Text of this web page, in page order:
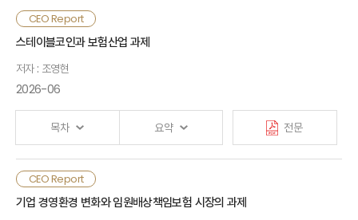
해약환급금준비금 제도의 개선과 함께 투자 활성화를 위한 자본규제 완화
필요성이 높게 제기됨. 또한 경영전략 수립 시 이익 확보를 위한 영업 경쟁
관련 과제를 우선순위에 두는 반면, 장기적인 사업모형 전환 과제는 여전히
낮은 우선순위를 보임. 향후 1~2년간 건강 등 보장성보험 판매에 주력할
대한 관심이 여전히 가장 높음. 자산운용 전략 측면에서는 저성장, 저금리
및 금융시장 변동성 확대 우려로 리스크 축소를 선택한 응답이 가장
많았으나, 투자수익률 제고를 위한 리스크 확대 응답도 상당수 나타남
설문조사 결과에 의하면, 보험산업은 거시경제 불확실성 확대에 대응하여
수익기반의 안정화를 도모할 필요가 있음. 수익성 저하 우려로 생명보험과
손해보험 모두 건강보험시장을 중심으로 영업 경쟁이 더욱 심화될
Ⅲ. 요약 및 시사점
· 부록
CEO Report
스테이블코인과 보험산업 과제
저자 : 조영현
2026-06
목차 요약 전문
스테이블코인은 법정화폐의 가치 안정성과 블록체인의 기술적
유연성을 결합한 디지털자산으로, 주요국은 스테이블코인을
Ⅰ. 검토배경
CEO Report
기업 경영환경 변화와 임원배상책임보험 시장의 과제